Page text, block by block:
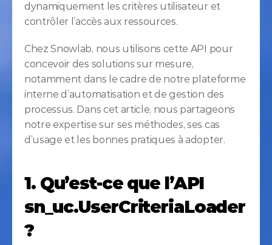
dynamiquement les critères utilisateur et
contrôler l’accès aux ressources.
Chez Snowlab, nous utilisons cette API pour
concevoir des solutions sur mesure,
notamment dans le cadre de notre plateforme
interne d’automatisation et de gestion des
processus. Dans cet article, nous partageons
notre expertise sur ses méthodes, ses cas
d’usage et les bonnes pratiques à adopter.
1. Qu’est-ce que l’API
sn_uc.UserCriteriaLoader
?